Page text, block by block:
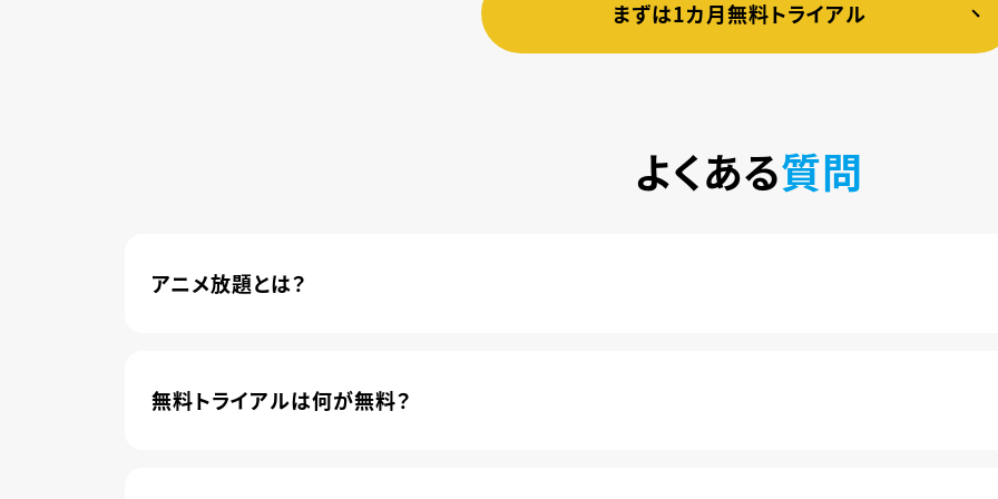
まずは1カ月無料トライアル
よくある質問
アニメ放題とは？
無料トライアルは何が無料？